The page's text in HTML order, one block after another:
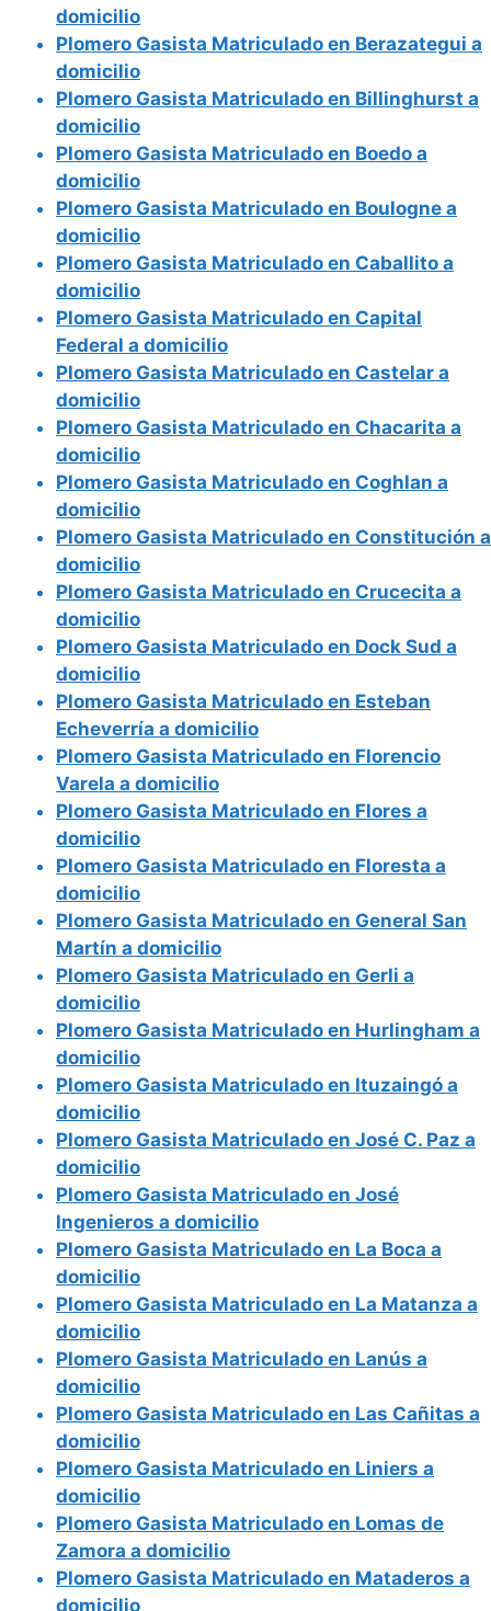
domicilio
Plomero Gasista Matriculado en Berazategui a
domicilio
Plomero Gasista Matriculado en Billinghurst a
domicilio
Plomero Gasista Matriculado en Boedo a
domicilio
Plomero Gasista Matriculado en Boulogne a
domicilio
Plomero Gasista Matriculado en Caballito a
domicilio
Plomero Gasista Matriculado en Capital
Federal a domicilio
Plomero Gasista Matriculado en Castelar a
domicilio
Plomero Gasista Matriculado en Chacarita a
domicilio
Plomero Gasista Matriculado en Coghlan a
domicilio
Plomero Gasista Matriculado en Constitución a
domicilio
Plomero Gasista Matriculado en Crucecita a
domicilio
Plomero Gasista Matriculado en Dock Sud a
domicilio
Plomero Gasista Matriculado en Esteban
Echeverría a domicilio
Plomero Gasista Matriculado en Florencio
Varela a domicilio
Plomero Gasista Matriculado en Flores a
domicilio
Plomero Gasista Matriculado en Floresta a
domicilio
Plomero Gasista Matriculado en General San
Martín a domicilio
Plomero Gasista Matriculado en Gerli a
domicilio
Plomero Gasista Matriculado en Hurlingham a
domicilio
Plomero Gasista Matriculado en Ituzaingó a
domicilio
Plomero Gasista Matriculado en José C. Paz a
domicilio
Plomero Gasista Matriculado en José
Ingenieros a domicilio
Plomero Gasista Matriculado en La Boca a
domicilio
Plomero Gasista Matriculado en La Matanza a
domicilio
Plomero Gasista Matriculado en Lanús a
domicilio
Plomero Gasista Matriculado en Las Cañitas a
domicilio
Plomero Gasista Matriculado en Liniers a
domicilio
Plomero Gasista Matriculado en Lomas de
Zamora a domicilio
Plomero Gasista Matriculado en Mataderos a
domicilio